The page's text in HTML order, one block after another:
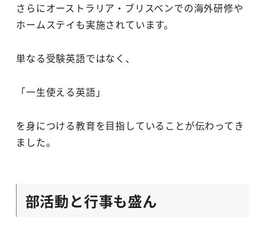
さらにオーストラリア・ブリスベンでの海外研修や
ホームステイも実施されています。
単なる受験英語ではなく、
「一生使える英語」
を身につける教育を目指していることが伝わってき
ました。
部活動と行事も盛ん